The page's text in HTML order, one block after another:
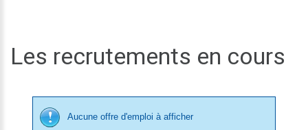
Les recrutements en cours
Aucune offre d'emploi à afficher